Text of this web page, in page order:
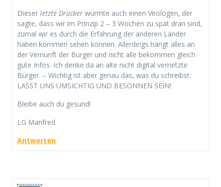
Dieser letzte Drücker wurmte auch einen Virologen, der
sagte, dass wir im Prinzip 2 – 3 Wochen zu spät dran sind,
zumal wir es durch die Erfahrung der anderen Länder
haben kommen sehen können. Allerdings hängt alles an
der Vernunft der Bürger und nicht alle bekommen gleich
gute Infos. Ich denke da an alte nicht digital vernetzte
Bürger. – Wichtig ist aber genau das, was du schreibst:
LASST UNS UMSICHTIG UND BESONNEN SEIN!
Bleibe auch du gesund!
LG Manfred
Antworten